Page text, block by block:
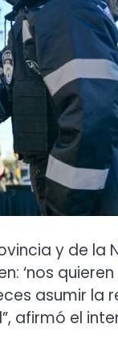
y de la
‘nos
asumir la
afirmó el